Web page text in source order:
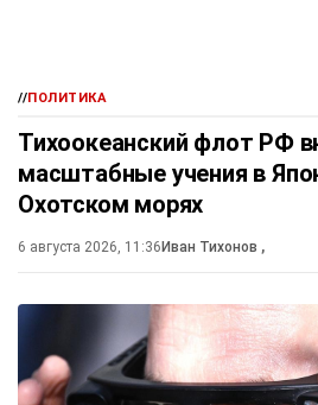
//ПОЛИТИКА
Тихоокеанский флот РФ
масштабные учения в
Охотском морях
6 августа 2026, 11:36 Иван Тихонов ,